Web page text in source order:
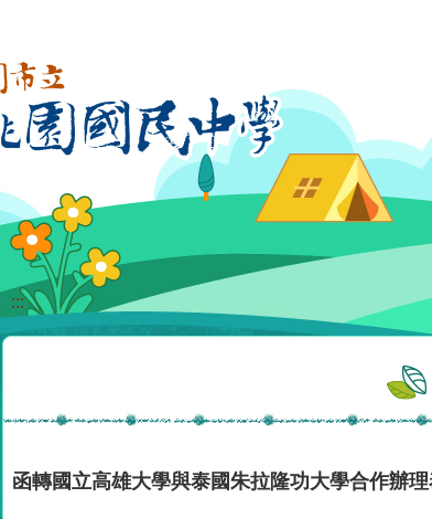
:::
函轉國立高雄大學與泰國朱拉隆功大學合作辦